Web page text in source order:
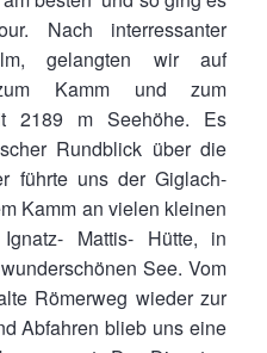
Nach interressanter
gelangten wir auf
Kamm und zum
2189 m Seehöhe. Es
Rundblick über die
führte uns der Giglach-
Kamm an vielen kleinen
Mattis- Hütte, in
See. Vom
Römerweg wieder zur
Abfahren blieb uns eine